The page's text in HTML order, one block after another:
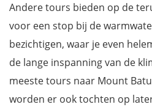
Andere tours bieden op de
voor een stop bij de
bezichtigen, waar je even
de lange inspanning van de
meeste tours naar Mount
worden er ook tochten op